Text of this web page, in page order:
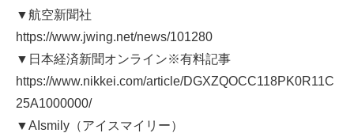
▼航空新聞社
https://www.jwing.net/news/101280
▼日本経済新聞オンライン※有料記事
https://www.nikkei.com/article/DGXZQOCC118PK0R11C
25A1000000/
▼AIsmily（アイスマイリー）